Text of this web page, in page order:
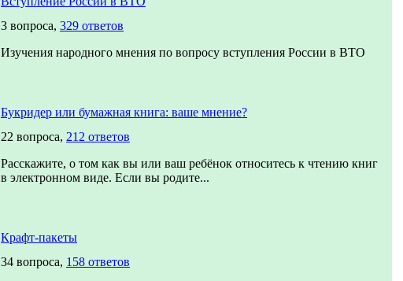
3 вопроса, 329 ответов
Изучения народного мнения по вопросу вступления России в ВТО
Букридер или бумажная книга: ваше мнение?
22 вопроса, 212 ответов
Расскажите, о том как вы или ваш ребёнок относитесь к чтению книг
в электронном виде. Если вы родите...
Крафт-пакеты
34 вопроса, 158 ответов